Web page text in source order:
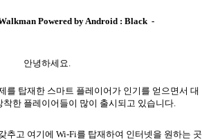
Powered by Android : Black -
안녕하세요.
를 탑재한 스마트 플레이어가 인기를 얻으면서 대
한 플레이어들이 많이 출시되고 있습니다.
추고 여기에 Wi-Fi를 탑재하여 인터넷을 원하는 곳